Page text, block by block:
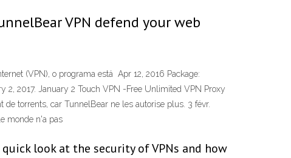
VPN defend your web
(VPN), o programa está Apr 12, 2016 Package:
2, 2017. January 2 Touch VPN -Free Unlimited VPN Proxy
torrents, car TunnelBear ne les autorise plus. 3 févr.
monde n'a pas
look at the security of VPNs and how